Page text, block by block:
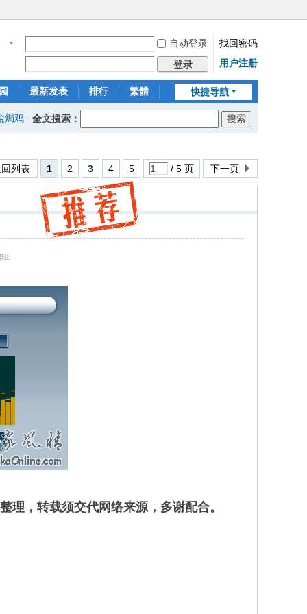
自动登录
找回密码
登录
用户注册
快捷导航
最新发表 排行 繁體
焗鸡 全文搜索：
1 2 3 4 5 / 5 页 下一页
列表
理，转载须交代网络来源，多谢配合。